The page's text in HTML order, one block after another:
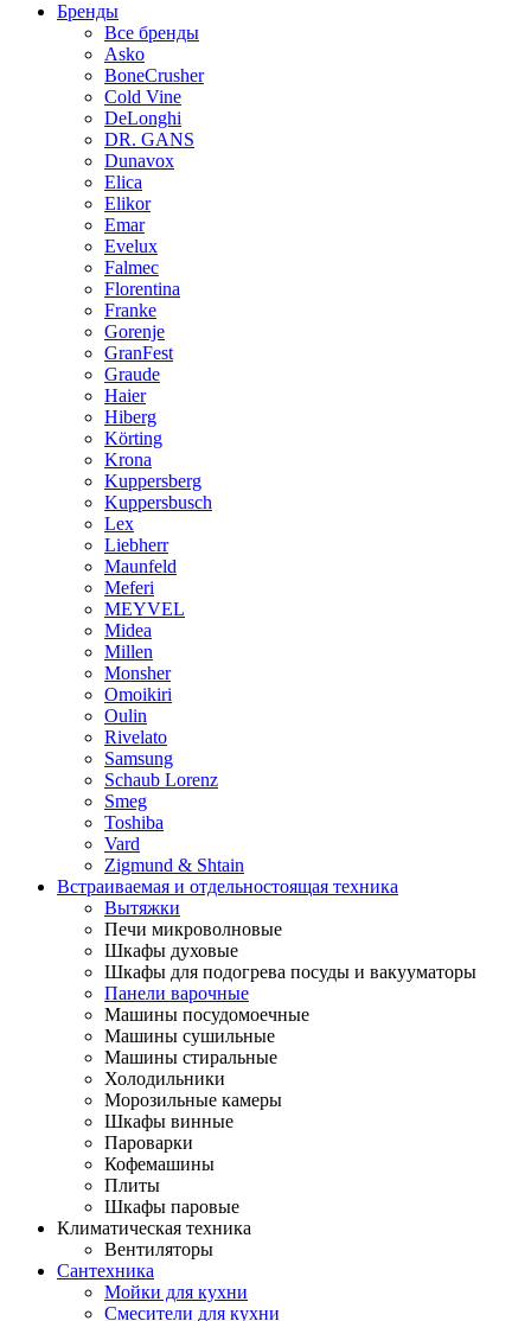
Бренды
Все бренды
Asko
BoneCrusher
Cold Vine
DeLonghi
DR. GANS
Dunavox
Elica
Elikor
Emar
Evelux
Falmec
Florentina
Franke
Gorenje
GranFest
Graude
Haier
Hiberg
Körting
Krona
Kuppersberg
Kuppersbusch
Lex
Liebherr
Maunfeld
Meferi
MEYVEL
Midea
Millen
Monsher
Omoikiri
Oulin
Rivelato
Samsung
Schaub Lorenz
Smeg
Toshiba
Vard
Zigmund & Shtain
Встраиваемая и отдельностоящая техника
Вытяжки
Печи микроволновые
Шкафы духовые
Шкафы для подогрева посуды и вакууматоры
Панели варочные
Машины посудомоечные
Машины сушильные
Машины стиральные
Холодильники
Морозильные камеры
Шкафы винные
Пароварки
Кофемашины
Плиты
Шкафы паровые
Климатическая техника
Вентиляторы
Сантехника
Мойки для кухни
Смесители для кухни